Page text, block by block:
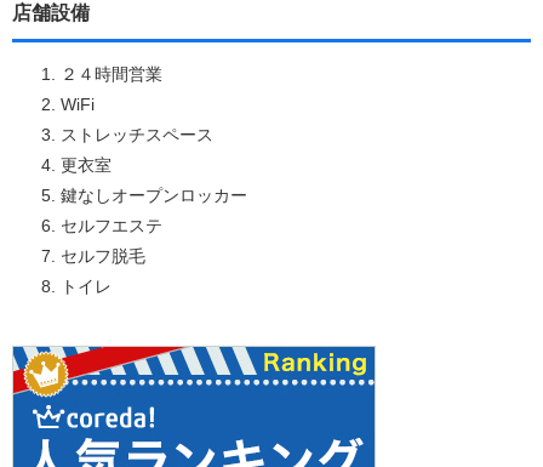
店舗設備
２４時間営業
WiFi
ストレッチスペース
更衣室
鍵なしオープンロッカー
セルフエステ
セルフ脱毛
トイレ